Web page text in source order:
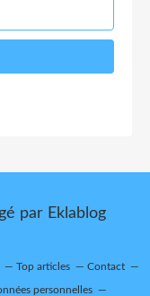
par Eklablog
Top articles Contact
personnelles